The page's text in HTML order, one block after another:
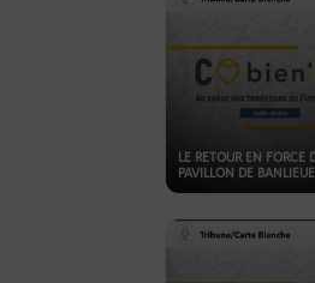
LE RETOUR EN FORCE
PAVILLON DE BANLIEUE